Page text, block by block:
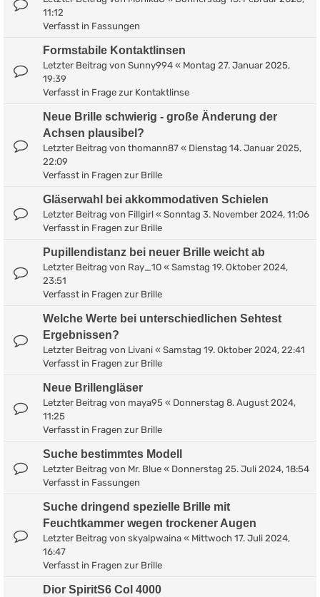
11:12
Verfasst in Fassungen
Formstabile Kontaktlinsen
Letzter Beitrag von Sunny994 « Montag 27. Januar 2025,
19:39
Verfasst in Frage zur Kontaktlinse
Neue Brille schwierig - große Änderung der
Achsen plausibel?
Letzter Beitrag von thomann87 « Dienstag 14. Januar 2025,
22:09
Verfasst in Fragen zur Brille
Gläserwahl bei akkommodativen Schielen
Letzter Beitrag von Fillgirl « Sonntag 3. November 2024, 11:06
Verfasst in Fragen zur Brille
Pupillendistanz bei neuer Brille weicht ab
Letzter Beitrag von Ray_10 « Samstag 19. Oktober 2024,
23:51
Verfasst in Fragen zur Brille
Welche Werte bei unterschiedlichen Sehtest
Ergebnissen?
Letzter Beitrag von Livani « Samstag 19. Oktober 2024, 22:41
Verfasst in Fragen zur Brille
Neue Brillengläser
Letzter Beitrag von maya95 « Donnerstag 8. August 2024,
11:25
Verfasst in Fragen zur Brille
Suche bestimmtes Modell
Letzter Beitrag von Mr. Blue « Donnerstag 25. Juli 2024, 18:54
Verfasst in Fassungen
Suche dringend spezielle Brille mit
Feuchtkammer wegen trockener Augen
Letzter Beitrag von skyalpwaina « Mittwoch 17. Juli 2024,
16:47
Verfasst in Fragen zur Brille
Dior SpiritS6 Col 4000